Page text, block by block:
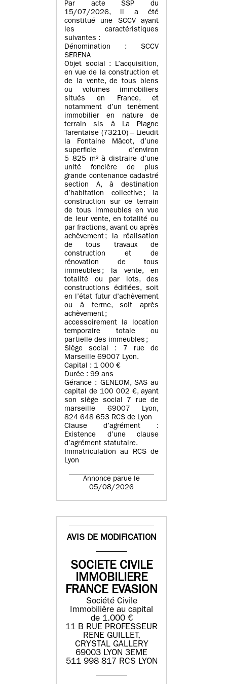
Par acte SSP du
15/07/2026, il a été
constitué une SCCV ayant
les caractéristiques
suivantes :
Dénomination : SCCV
SERENA
Objet social : L’acquisition,
en vue de la construction et
de la vente, de tous biens
ou volumes immobiliers
situés en France, et
notamment d’un tenèment
immobilier en nature de
terrain sis à La Plagne
Tarentaise (73210) – Lieudit
la Fontaine Mâcot, d’une
superficie d’environ
5 825 m² à distraire d’une
unité foncière de plus
grande contenance cadastré
section A, à destination
d’habitation collective ; la
construction sur ce terrain
de tous immeubles en vue
de leur vente, en totalité ou
par fractions, avant ou après
achèvement ; la réalisation
de tous travaux de
construction et de
rénovation de tous
immeubles ; la vente, en
totalité ou par lots, des
constructions édifiées, soit
en l’état futur d’achèvement
ou à terme, soit après
achèvement ;
accessoirement la location
temporaire totale ou
partielle des immeubles ;
Siège social : 7 rue de
Marseille 69007 Lyon.
Capital : 1 000 €
Durée : 99 ans
Gérance : GENEOM, SAS au
capital de 100 002 €, ayant
son siège social 7 rue de
marseille 69007 Lyon,
824 648 653 RCS de Lyon
Clause d’agrément :
Existence d’une clause
d’agrément statutaire.
Immatriculation au RCS de
Lyon
Annonce parue le
05/08/2026
AVIS DE MODIFICATION
SOCIETE CIVILE
IMMOBILIERE
FRANCE EVASION
Société Civile
Immobilière au capital
de 1.000 €
11 B RUE PROFESSEUR
RENE GUILLET,
CRYSTAL GALLERY
69003 LYON 3EME
511 998 817 RCS LYON